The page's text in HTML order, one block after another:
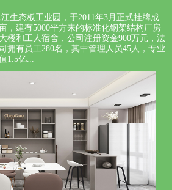
生态板工业园，于2011年3月正式挂牌成
，建有5000平方来的标准化钢架结构厂房
楼和工人宿舍，公司注册资金900万元，法
拥有员工280名，其中管理人员45人，专业
1.5亿...